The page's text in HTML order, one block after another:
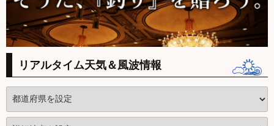
リアルタイム天気＆風波情報